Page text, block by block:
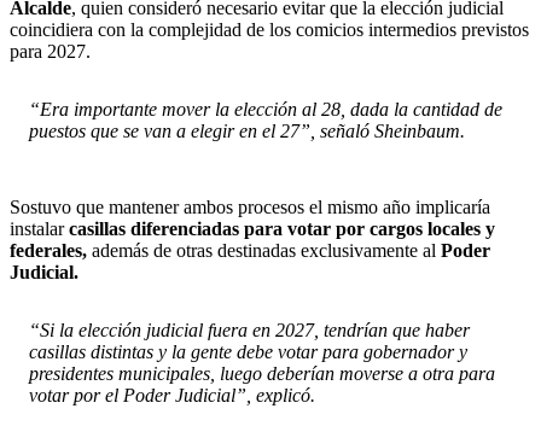
Alcalde, quien consideró necesario evitar que la elección judicial
coincidiera con la complejidad de los comicios intermedios previstos
para 2027.
“Era importante mover la elección al 28, dada la cantidad de
puestos que se van a elegir en el 27”, señaló Sheinbaum.
Sostuvo que mantener ambos procesos el mismo año implicaría
instalarcasillas diferenciadas para votar por cargos locales y
federales, además de otras destinadas exclusivamente al Poder
Judicial.
“Si la elección judicial fuera en 2027, tendrían que haber
casillas distintas y la gente debe votar para gobernador y
presidentes municipales, luego deberían moverse a otra para
votar por el Poder Judicial”, explicó.